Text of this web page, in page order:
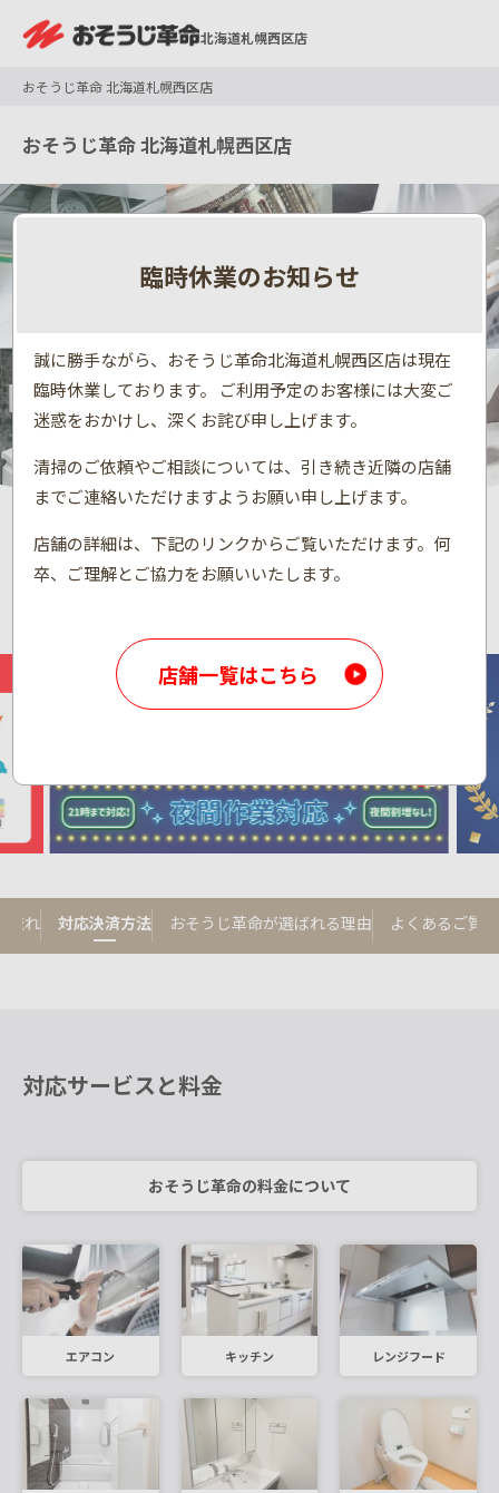
北海道札幌西区店
おそうじ革命 北海道札幌西区店
おそうじ革命 北海道札幌西区店
流れ 対応決済方法 おそうじ革命が選ばれる理由 よくあるご質問
対応サービスと料金
おそうじ革命の料金について
エアコン キッチン レンジフード
臨時休業のお知らせ
誠に勝手ながら、おそうじ革命北海道札幌西区店は現在
臨時休業しております。 ご利用予定のお客様には大変ご
迷惑をおかけし、深くお詫び申し上げます。
清掃のご依頼やご相談については、引き続き近隣の店舗
までご連絡いただけますようお願い申し上げます。
店舗の詳細は、下記のリンクからご覧いただけます。何
卒、ご理解とご協力をお願いいたします。
店舗一覧はこちら